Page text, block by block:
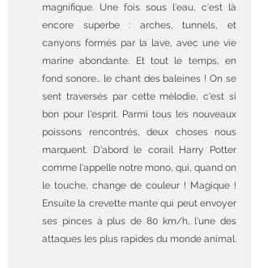
magnifique. Une fois sous l'eau, c'est là
encore superbe : arches, tunnels, et
canyons formés par la lave, avec une vie
marine abondante. Et tout le temps, en
fond sonore… le chant des baleines ! On se
sent traversés par cette mélodie, c'est si
bon pour l'esprit. Parmi tous les nouveaux
poissons rencontrés, deux choses nous
marquent. D'abord le corail Harry Potter
comme l'appelle notre mono, qui, quand on
le touche, change de couleur ! Magique !
Ensuite la crevette mante qui peut envoyer
ses pinces à plus de 80 km/h, l'une des